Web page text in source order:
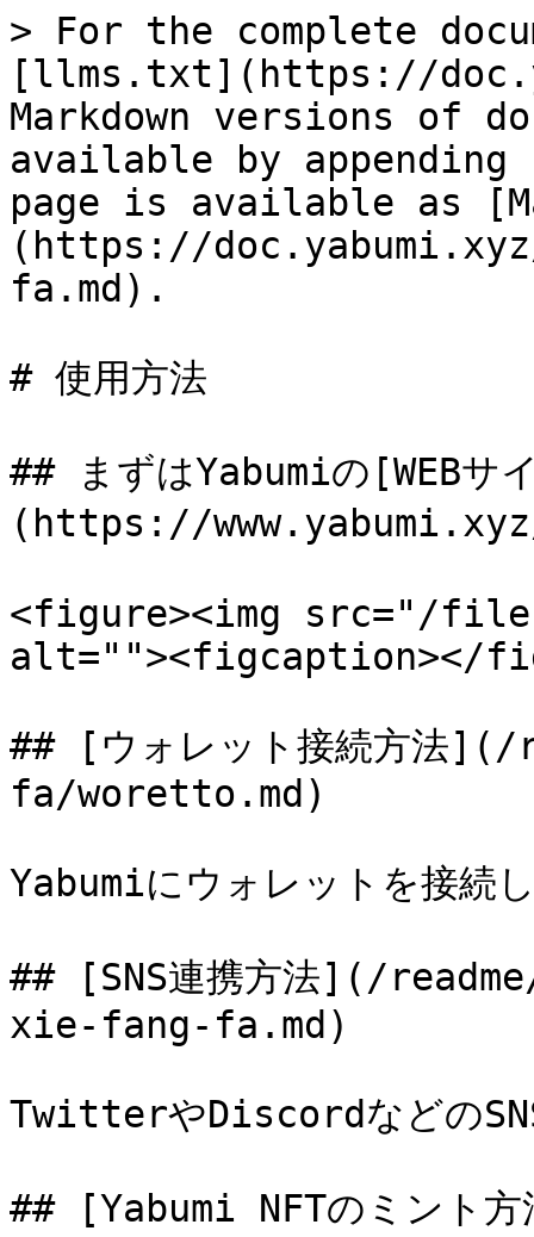
> For the complete
[llms.txt](https://
Markdown versions of
available by
page is available as
(https://
fa.md).
# 使用方法
## まずはYabumiの[WEBサ
(https://www.yabumi.xyz/
<figure><img src="/files/
alt=""><figcaption></
## [ウォレット接続方法
fa/woretto.md)
Yabumiにウォレットを接続
## [SNS連携方法](/
xie-fang-fa.md)
TwitterやDiscordなどの
## [Yabumi NFTのミン